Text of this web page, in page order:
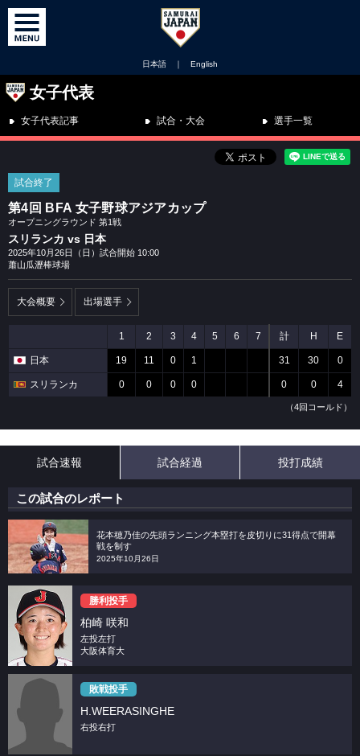
日本語 ｜ English
女子代表
女子代表記事 試合・大会 選手一覧
試合終了
第4回 BFA 女子野球アジアカップ
オープニングラウンド 第1戦
スリランカ vs 日本
2025年10月26日（日）試合開始 10:00
蕭山瓜瀝棒球場
大会概要 出場選手
1 2 3 4 5 6 7 計 H E
日本 19 11 0 1 31 30 0
スリランカ 0 0 0 0 0 0 4
（4回コールド）
試合速報 試合経過 投打成績
この試合のレポート
花本穂乃佳の先頭ランニング本塁打を皮切りに31得点で開幕
戦を制す
2025年10月26日
勝利投手
柏崎 咲和
左投左打
大阪体育大
敗戦投手
H.WEERASINGHE
右投右打